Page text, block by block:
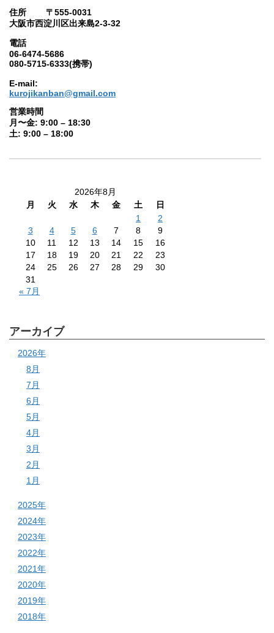
住所 〒555-0031
大阪市西淀川区出来島2-3-32
電話
06-6474-5686
080-5715-6333(携帯)
E-mail:
kurojikanban@gmail.com
営業時間
月〜金: 9:00 – 18:30
土: 9:00 – 18:00
2026年8月
月
火 水 木 金 土
日
1
2
3
4 5 6 7 8
9
10
11 12 13 14 15
16
17
18 19 20 21 22
23
24
25 26 27 28 29
30
31
« 7月
アーカイブ
2026年
8月
7月
6月
5月
4月
3月
2月
1月
2025年
2024年
2023年
2022年
2021年
2020年
2019年
2018年